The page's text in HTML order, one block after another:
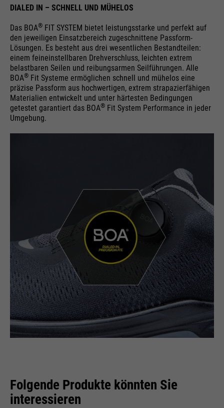
DIALED IN – SCHNELL UND MÜHELOS
Das BOA® FIT SYSTEM bietet leistungsstarke und perfekt auf
den jeweiligen Einsatzbereich zugeschnittene Passform-
Lösungen. Es besteht aus drei wesentlichen Bestandteilen:
einem feineinstellbaren Drehverschluss, leichten extrem
belastbaren Seilen und reibungsarmen Seilführungen. Alle
BOA® Fit Systeme ermöglichen schnell und mühelos eine
präzise Passform aus hochwertigen, extrem strapazierfähigen
Materialien entwickelt und unter härtesten Bedingungen
getestet garantiert das BOA® Fit System Performance in jeder
Umgebung.
Folgende Produkte könnten Sie
interessieren